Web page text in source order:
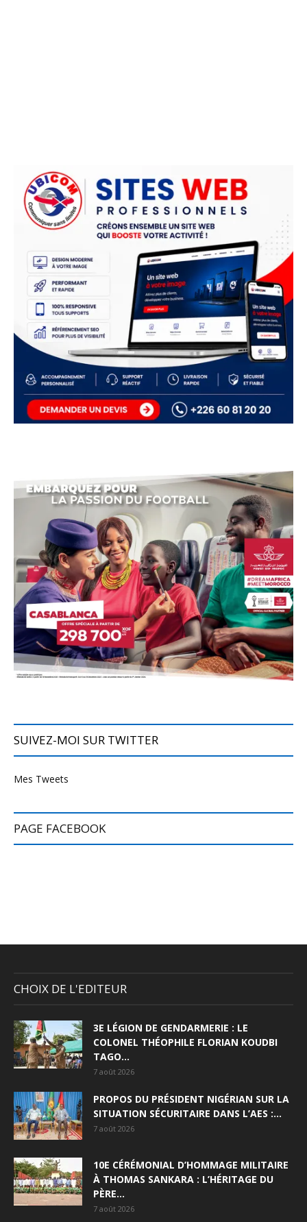
SUIVEZ-MOI SUR TWITTER
Mes Tweets
PAGE FACEBOOK
CHOIX DE L'EDITEUR
3E LÉGION DE GENDARMERIE : LE
COLONEL THÉOPHILE FLORIAN KOUDBI
TAGO...
7 août 2026
PROPOS DU PRÉSIDENT NIGÉRIAN SUR LA
SITUATION SÉCURITAIRE DANS L’AES :...
7 août 2026
10E CÉRÉMONIAL D’HOMMAGE MILITAIRE
À THOMAS SANKARA : L’HÉRITAGE DU
PÈRE...
7 août 2026